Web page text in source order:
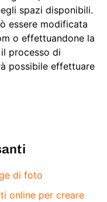
spazi disponibili.
essere modificata
o effettuandone la
processo di
possibile effettuare
di foto
online per creare